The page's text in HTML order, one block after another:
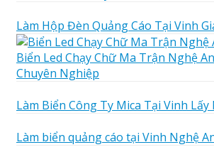
Làm Hộp Đèn Quảng Cáo Tại Vinh
Biển Led Chạy Chữ Ma Trận Nghệ
Chuyên Nghiệp
Làm Biển Công Ty Mica Tại Vinh Lấy
Làm biển quảng cáo tại Vinh Nghệ